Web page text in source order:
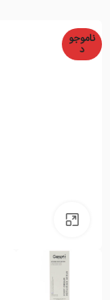
ناموجو
د